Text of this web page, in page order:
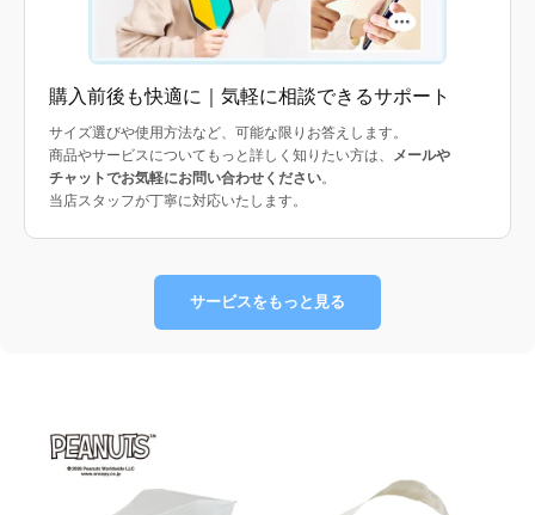
購入前後も快適に｜気軽に相談できるサポート
サイズ選びや使用方法など、可能な限りお答えします。
商品やサービスについてもっと詳しく知りたい方は、 メールや
チャットでお気軽にお問い合わせください。
当店スタッフが丁寧に対応いたします。
サービスをもっと見る